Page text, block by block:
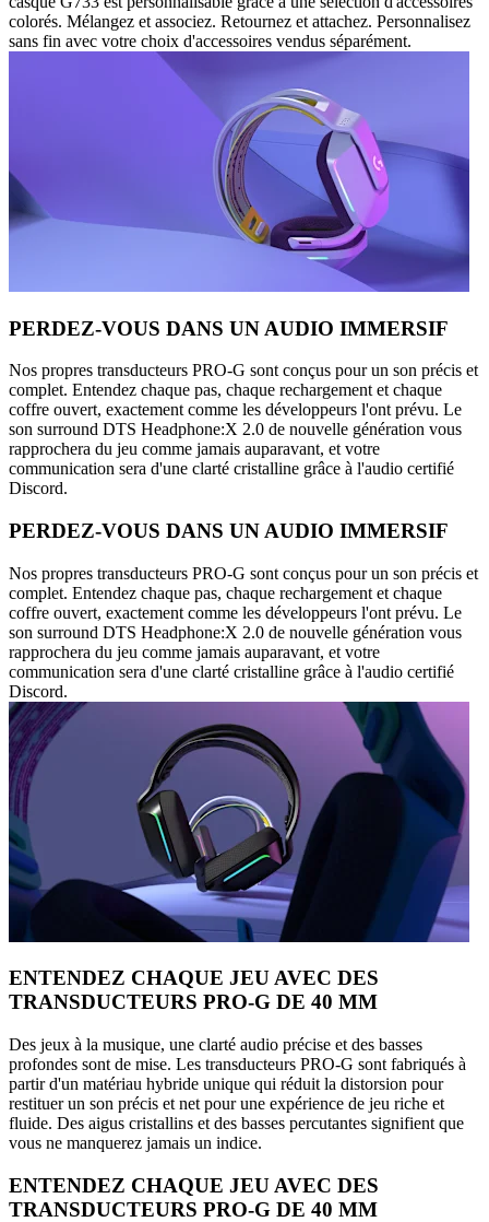
colorés. Mélangez et associez. Retournez et attachez. Personnalisez
sans fin avec votre choix d'accessoires vendus séparément.
PERDEZ-VOUS DANS UN AUDIO IMMERSIF
Nos propres transducteurs PRO-G sont conçus pour un son précis et
complet. Entendez chaque pas, chaque rechargement et chaque
coffre ouvert, exactement comme les développeurs l'ont prévu. Le
son surround DTS Headphone:X 2.0 de nouvelle génération vous
rapprochera du jeu comme jamais auparavant, et votre
communication sera d'une clarté cristalline grâce à l'audio certifié
Discord.
PERDEZ-VOUS DANS UN AUDIO IMMERSIF
Nos propres transducteurs PRO-G sont conçus pour un son précis et
complet. Entendez chaque pas, chaque rechargement et chaque
coffre ouvert, exactement comme les développeurs l'ont prévu. Le
son surround DTS Headphone:X 2.0 de nouvelle génération vous
rapprochera du jeu comme jamais auparavant, et votre
communication sera d'une clarté cristalline grâce à l'audio certifié
Discord.
ENTENDEZ CHAQUE JEU AVEC DES
TRANSDUCTEURS PRO-G DE 40 MM
Des jeux à la musique, une clarté audio précise et des basses
profondes sont de mise. Les transducteurs PRO-G sont fabriqués à
partir d'un matériau hybride unique qui réduit la distorsion pour
restituer un son précis et net pour une expérience de jeu riche et
fluide. Des aigus cristallins et des basses percutantes signifient que
vous ne manquerez jamais un indice.
ENTENDEZ CHAQUE JEU AVEC DES
TRANSDUCTEURS PRO-G DE 40 MM